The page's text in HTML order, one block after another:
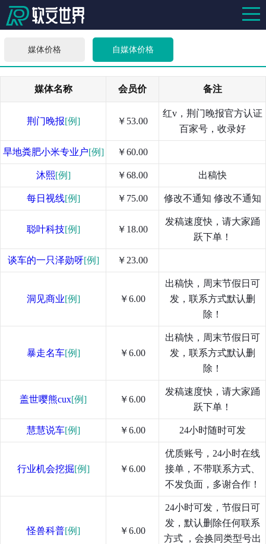
媒体价格 自媒体价格
媒体名称 会员价 备注
荆门晚报[例] ￥53.00
红v，荆门晚报官方认证
百家号，收录好
旱地粪肥小米专业户[例] ￥60.00
沐熙[例] ￥68.00 出稿快
每日视线[例] ￥75.00 修改不通知 修改不通知
聪叶科技[例] ￥18.00
发稿速度快，请大家踊
跃下单！
谈车的一只泽勋呀[例] ￥23.00
洞见商业[例] ￥6.00
出稿快，周末节假日可
发，联系方式默认删
除！
暴走名车[例] ￥6.00
出稿快，周末节假日可
发，联系方式默认删
除！
盖世嘤熊cux[例] ￥6.00
发稿速度快，请大家踊
跃下单！
慧慧说车[例] ￥6.00 24小时随时可发
行业机会挖掘[例] ￥6.00
优质账号，24小时在线
接单，不带联系方式、
不发负面，多谢合作！
怪兽科普[例] ￥6.00
24小时可发，节假日可
发，默认删除任何联系
方式 ，会换同类型号出